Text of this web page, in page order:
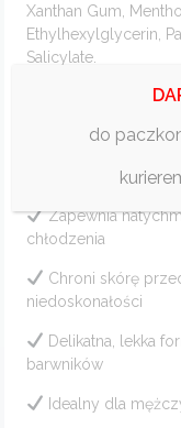
Xanthan Gum,
Ethylhexylglycerin,
Salicylate.
Najważniejsze
Skutecznie
Intensywnie
Zapewnia
chłodzenia
Chroni skórę
niedoskonałości
Delikatna, lekka
barwników
Idealny dla
do